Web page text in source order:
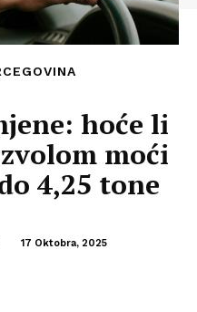
hoće li
moći
4,25 tone
17 Oktobra, 2025